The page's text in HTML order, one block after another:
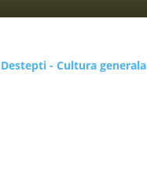
Destepti - Cultura generala